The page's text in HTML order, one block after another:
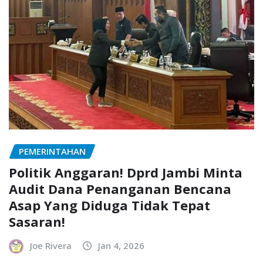
PEMERINTAHAN
Politik Anggaran! Dprd Jambi Minta
Audit Dana Penanganan Bencana
Asap Yang Diduga Tidak Tepat
Sasaran!
Joe Rivera Jan 4, 2026